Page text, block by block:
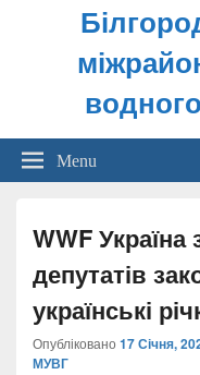
Menu
WWF
депутатів
українські
Опубліковано 17 Січня,
МУВГ